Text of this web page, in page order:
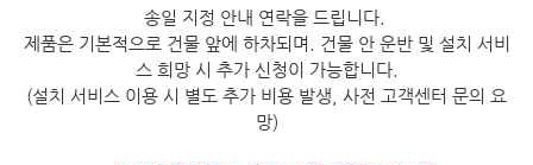
송일 지정 안내 연락을 드립니다.
제품은 기본적으로 건물 앞에 하차되며. 건물 안 운반 및 설치 서비
스 희망 시 추가 신청이 가능합니다.
(설치 서비스 이용 시 별도 추가 비용 발생, 사전 고객센터 문의 요
망)